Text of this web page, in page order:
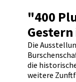
"400
Die
die
weitere